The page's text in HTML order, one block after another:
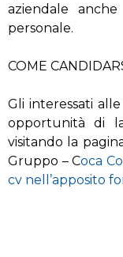
aziendale
personale.
COME
Gli interessati
opportunità di
visitando la
Gruppo – Coca
cv nell’apposito